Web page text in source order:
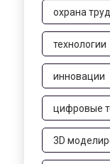
охрана
технологии
инновации
цифровые
3D